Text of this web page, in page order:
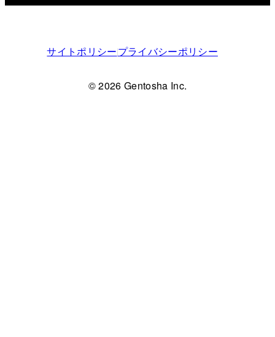
サイトポリシープライバシーポリシー
© 2026 Gentosha Inc.